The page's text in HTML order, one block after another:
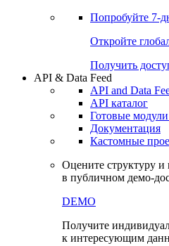
Попробуйте 7-
Откройте
Получить
API & Data Feed
API and Data
API каталог
Готовые
Документация
Кастомные
Оцените структуру и
в публичном демо-
DEMO
Получите
к интересующим